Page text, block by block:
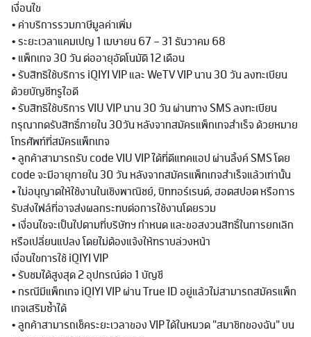
เงื่อนไข
• ค่าบริการรวมภาษีมูลค่าเพิ่ม
• ระยะเวลาแคมเปญ 1 เมษายน 67 – 31 ธันวาคม 68
• แพ็กเกจ 30 วัน ต่ออายุอัตโนมัติ 12 เดือน
• รับสิทธิใช้บริการ iQIYI VIP และ WeTV VIP นาน 30 วัน ลงทะเบียน
ด้วยบัญชีทรูไอดี
• รับสิทธิใช้บริการ VIU VIP นาน 30 วัน ผ่านทาง SMS ลงทะเบียน
กรุณากดรับสิทธิ์ภายใน 30วัน หลังจากสมัครแพ็กเกจสำเร็จ ด้วยหมาย
โทรศัพท์ที่สมัครแพ็กเกจ
• ลูกค้าสามารถรับ code VIU VIP ได้ที่ดีแทคแอป ผ่านลิ้งค์ SMS โดย
code จะมีอายุภายใน 30 วัน หลังจากสมัครแพ็กเกจสำเร็จแล้วเท่านั้น
• ไม่อนุญาตให้ใช้งานในเชิงพาณิชย์, บิททอร์เรนต์, ฮอตสปอต หรือการ
รับส่งไฟล์ที่อาจส่งผลกระทบต่อการใช้งานโดยรวม
• เงื่อนไขจะเป็นไปตามที่บริษัทฯ กำหนด และขอสงวนสิทธิ์ในการยกเลิก
หรือเปลี่ยนแปลง โดยไม่ต้องแจ้งให้ทราบล่วงหน้า
เงื่อนไขการใช้ iQIYI VIP
• รับชมได้สูงสุด 2 อุปกรณ์ต่อ 1 บัญชี
• กรณีมีแพ็กเกจ iQIYI VIP ผ่าน True ID อยู่แล้วไม่สามารถสมัครแพ็ก
เกจเสริมซ้ำได้
• ลูกค้าสามารถเช็คระยะเวลาของ VIP ได้ในหมวด "สมาชิกของฉัน" บน